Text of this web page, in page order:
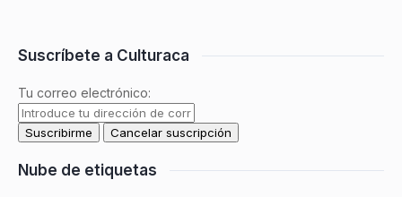
Suscríbete a Culturaca
Tu correo electrónico:
Nube de etiquetas